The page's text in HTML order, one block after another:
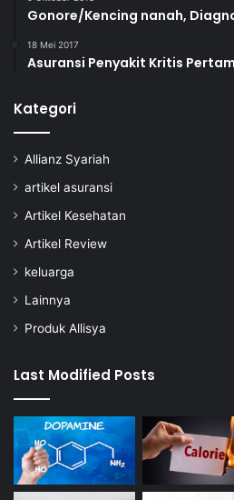
Gonore/Kencing nanah,
18 Mei 2017
Asuransi Penyakit Kritis
Kategori
Allianz Syariah
artikel asuransi
Artikel Kesehatan
Artikel Review
keluarga
Lainnya
Produk Allisya
Last Modified Posts